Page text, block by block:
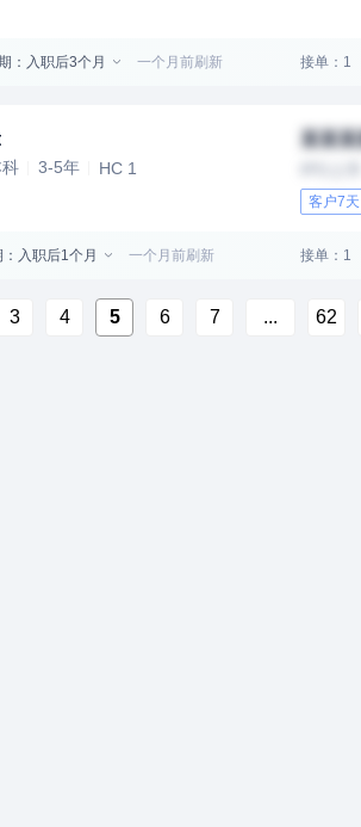
：入职后3个月 一个月前刷新 接单：1
3-5年 HC 1
某某
客户7
入职后1个月 一个月前刷新 接单：1
3 4 5 6 7 ... 62